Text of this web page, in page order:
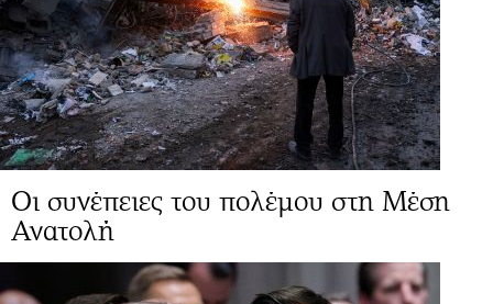
Οι συνέπειες του πολέμου στη Μέση
Ανατολή